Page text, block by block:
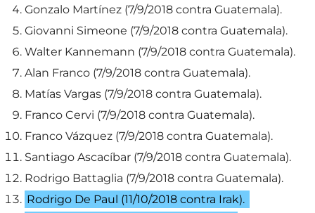
Gonzalo Martínez (7/9/2018 contra Guatemala).
Giovanni Simeone (7/9/2018 contra Guatemala).
Walter Kannemann (7/9/2018 contra Guatemala).
Alan Franco (7/9/2018 contra Guatemala).
Matías Vargas (7/9/2018 contra Guatemala).
Franco Cervi (7/9/2018 contra Guatemala).
Franco Vázquez (7/9/2018 contra Guatemala).
Santiago Ascacíbar (7/9/2018 contra Guatemala).
Rodrigo Battaglia (7/9/2018 contra Guatemala).
Rodrigo De Paul (11/10/2018 contra Irak).